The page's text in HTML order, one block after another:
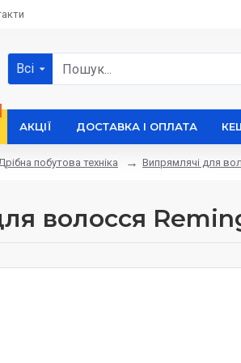
Всі
АКЦІЇ ДОСТАВКА І ОПЛАТА
Дрібна побутова техніка Випрямлячі для
волосся